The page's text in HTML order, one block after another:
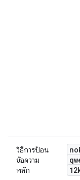
วิธีการป้อน
ข้อความ
หลัก